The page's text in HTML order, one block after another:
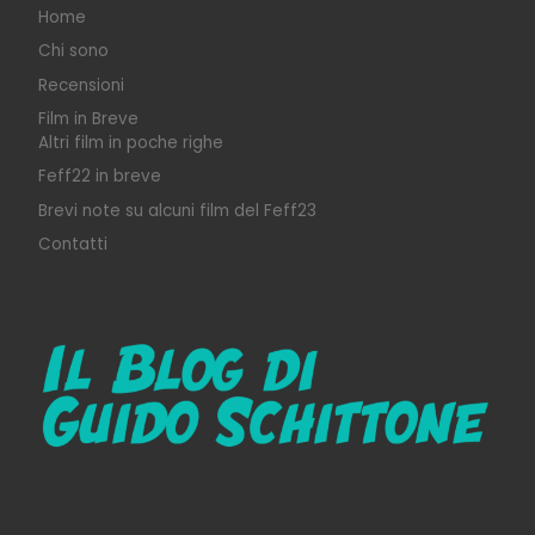
Home
Chi sono
Recensioni
Film in Breve
Altri film in poche righe
Feff22 in breve
Brevi note su alcuni film del Feff23
Contatti